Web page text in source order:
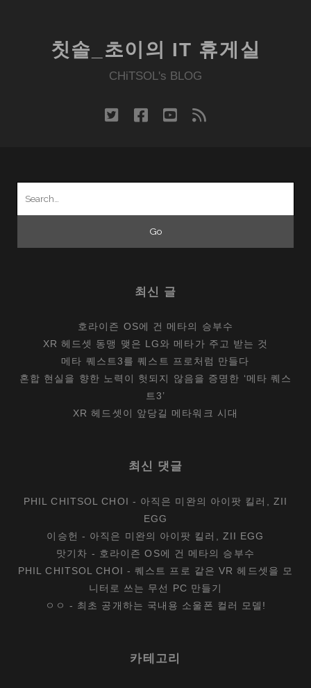
칫솔_초이의 IT 휴게실
CHiTSOL's BLOG
twitter facebook
youtube
rss
최신 글
호라이즌 OS에 건 메타의 승부수
XR 헤드셋 동맹 맺은 LG와 메타가 주고 받는 것
메타 퀘스트3를 퀘스트 프로처럼 만들다
혼합 현실을 향한 노력이 헛되지 않음을 증명한 ‘메타 퀘스
트3’
XR 헤드셋이 앞당길 메타워크 시대
최신 댓글
PHIL CHITSOL CHOI - 아직은 미완의 아이팟 킬러, ZII
EGG
이승헌 - 아직은 미완의 아이팟 킬러, ZII EGG
맛기차 - 호라이즌 OS에 건 메타의 승부수
PHIL CHITSOL CHOI -퀘스트 프로 같은 VR 헤드셋을 모
니터로 쓰는 무선 PC 만들기
ㅇㅇ - 최초 공개하는 국내용 소울폰 컬러 모델!
카테고리